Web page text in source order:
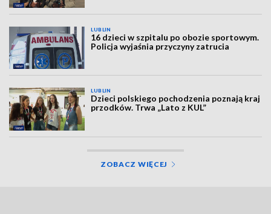
LUBLIN
16 dzieci w szpitalu po obozie sportowym.
Policja wyjaśnia przyczyny zatrucia
LUBLIN
Dzieci polskiego pochodzenia poznają kraj
przodków. Trwa „Lato z KUL”
ZOBACZ WIĘCEJ